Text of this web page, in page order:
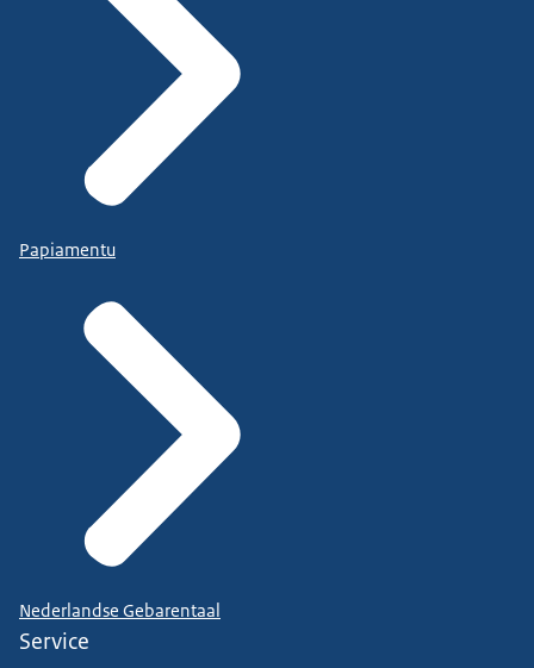
Papiamentu
Nederlandse Gebarentaal
Service